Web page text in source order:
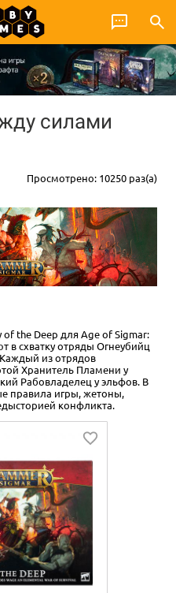
силами
Просмотрено: 10250 раз(а)
the Deep для Age of Sigmar:
в схватку отряды Огнеубийц
из отрядов
Хранитель Пламени у
Рабовладелец у эльфов. В
правила игры, жетоны,
конфликта.